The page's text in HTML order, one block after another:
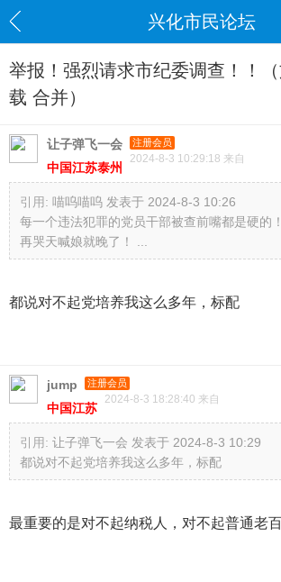
兴化市民论坛
举报！强烈请求市纪委调查！！
载 合并）
让子弹飞一会 注册会员
2024-8-3 10:29:18 来自
中国江苏泰州
引用: 喵呜喵呜 发表于 2024-8-3 10:26
每一个违法犯罪的党员干部被查前嘴都是硬的
再哭天喊娘就晚了！ ...
都说对不起党培养我这么多年，标配
jump 注册会员
2024-8-3 18:28:40 来自
中国江苏
引用: 让子弹飞一会 发表于 2024-8-3 10:29
都说对不起党培养我这么多年，标配
最重要的是对不起纳税人，对不起普通老百